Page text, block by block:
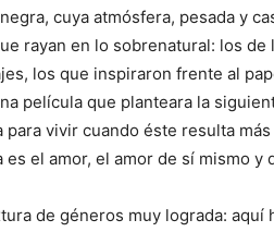
cuya atmósfera, pesada y
rayan en lo sobrenatural: los
los que inspiraron frente al
película que planteara la
vivir cuando éste resulta
el amor, el amor de sí mismo y
de géneros muy lograda: aquí